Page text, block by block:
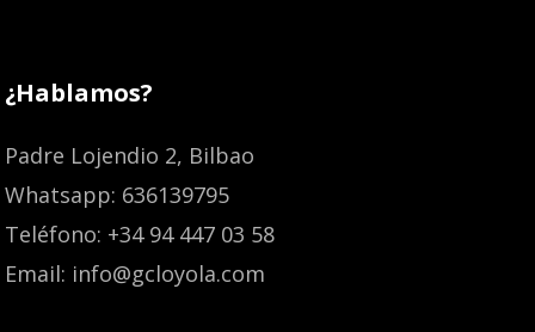
¿Hablamos?
Padre Lojendio 2, Bilbao
Whatsapp: 636139795
Teléfono: +34 94 447 03 58
Email: info@gcloyola.com